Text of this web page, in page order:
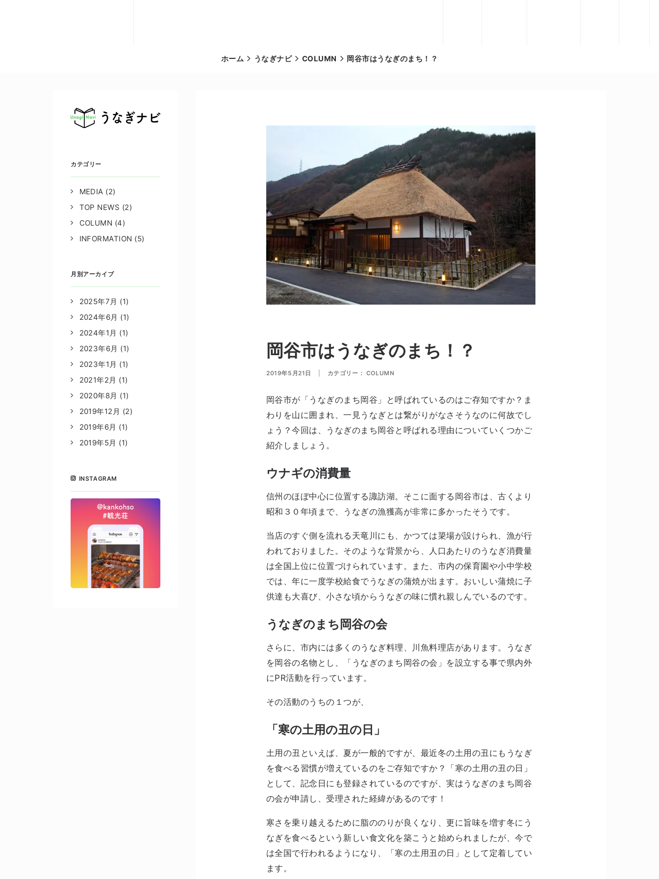
ホーム うなぎナビ COLUMN 岡谷市はうなぎのまち！？
カテゴリー
MEDIA (2)
TOP NEWS (2)
COLUMN (4)
INFORMATION (5)
月別アーカイブ
2025年7月 (1)
2024年6月 (1)
2024年1月 (1)
2023年6月 (1)
2023年1月 (1)
2021年2月 (1)
2020年8月 (1)
2019年12月 (2)
2019年6月 (1)
2019年5月 (1)
INSTAGRAM
岡谷市はうなぎのまち！？
2019年5月21日 カテゴリー： COLUMN
岡谷市が「うなぎのまち岡谷」と呼ばれているのはご存知ですか？ま
わりを山に囲まれ、一見うなぎとは繋がりがなさそうなのに何故でし
ょう？今回は、うなぎのまち岡谷と呼ばれる理由についていくつかご
紹介しましょう。
ウナギの消費量
信州のほぼ中心に位置する諏訪湖。そこに面する岡谷市は、古くより
昭和３０年頃まで、うなぎの漁獲高が非常に多かったそうです。
当店のすぐ側を流れる天竜川にも、かつては簗場が設けられ、漁が行
われておりました。そのような背景から、人口あたりのうなぎ消費量
は全国上位に位置づけられています。また、市内の保育園や小中学校
では、年に一度学校給食でうなぎの蒲焼が出ます。おいしい蒲焼に子
供達も大喜び、小さな頃からうなぎの味に慣れ親しんでいるのです。
うなぎのまち岡谷の会
さらに、市内には多くのうなぎ料理、川魚料理店があります。うなぎ
を岡谷の名物とし、「うなぎのまち岡谷の会」を設立する事で県内外
にPR活動を行っています。
その活動のうちの１つが、
「寒の土用の丑の日」
土用の丑といえば、夏が一般的ですが、最近冬の土用の丑にもうなぎ
を食べる習慣が増えているのをご存知ですか？「寒の土用の丑の日」
として、記念日にも登録されているのですが、実はうなぎのまち岡谷
の会が申請し、受理された経緯があるのです！
寒さを乗り越えるために脂ののりが良くなり、更に旨味を増す冬にう
なぎを食べるという新しい食文化を築こうと始められましたが、今で
は全国で行われるようになり、「寒の土用丑の日」として定着してい
ます。